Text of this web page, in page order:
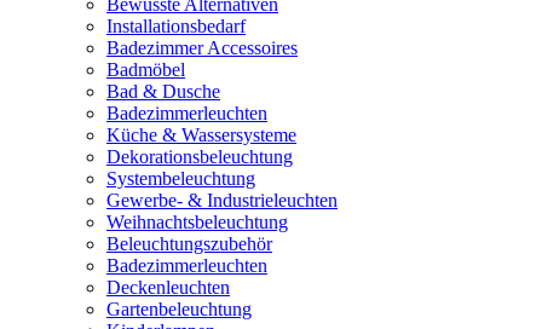
Bewusste Alternativen
Installationsbedarf
Badezimmer Accessoires
Badmöbel
Bad & Dusche
Badezimmerleuchten
Küche & Wassersysteme
Dekorationsbeleuchtung
Systembeleuchtung
Gewerbe- & Industrieleuchten
Weihnachtsbeleuchtung
Beleuchtungszubehör
Badezimmerleuchten
Deckenleuchten
Gartenbeleuchtung